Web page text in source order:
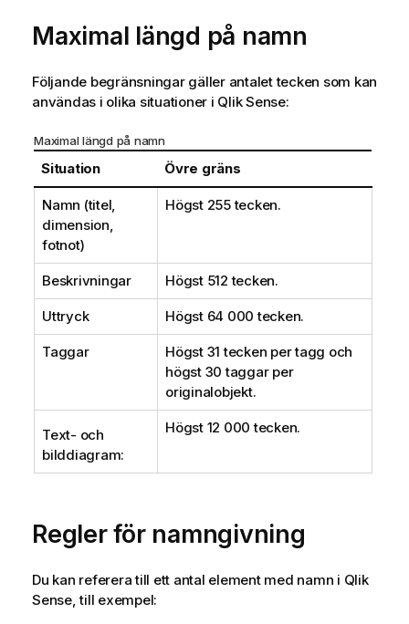
Maximal längd på namn
Följande begränsningar gäller antalet tecken som kan
användas i olika situationer i Qlik Sense:
Maximal längd på namn
Situation Övre gräns
Namn (titel,
dimension,
fotnot)
Högst 255 tecken.
Beskrivningar Högst 512 tecken.
Uttryck Högst 64 000 tecken.
Taggar
Högst 31 tecken per tagg och
högst 30 taggar per
originalobjekt.
Text- och
bilddiagram:
Högst 12 000 tecken.
Regler för namngivning
Du kan referera till ett antal element med namn i Qlik
Sense, till exempel: